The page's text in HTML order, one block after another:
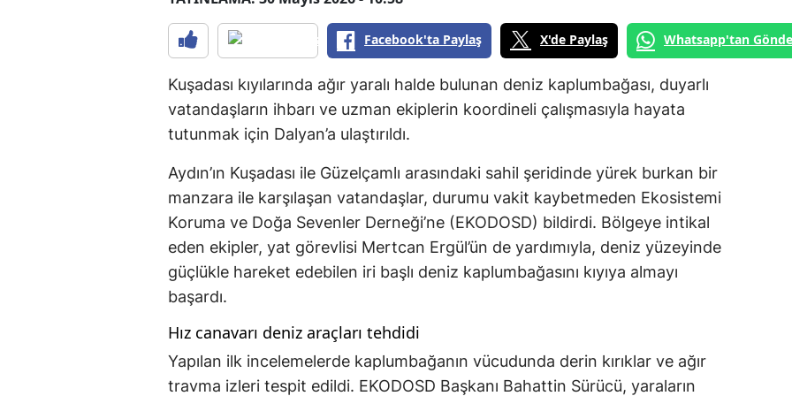
Facebook'ta Paylaş X'de Paylaş Whatsapp'tan
Kuşadası kıyılarında ağır yaralı halde bulunan deniz kaplumbağası, duyarlı
vatandaşların ihbarı ve uzman ekiplerin koordineli çalışmasıyla hayata
tutunmak için Dalyan’a ulaştırıldı.
Aydın’ın Kuşadası ile Güzelçamlı arasındaki sahil şeridinde yürek burkan bir
manzara ile karşılaşan vatandaşlar, durumu vakit kaybetmeden Ekosistemi
Koruma ve Doğa Sevenler Derneği’ne (EKODOSD) bildirdi. Bölgeye intikal
eden ekipler, yat görevlisi Mertcan Ergül’ün de yardımıyla, deniz yüzeyinde
güçlükle hareket edebilen iri başlı deniz kaplumbağasını kıyıya almayı
başardı.
Hız canavarı deniz araçları tehdidi
Yapılan ilk incelemelerde kaplumbağanın vücudunda derin kırıklar ve ağır
travma izleri tespit edildi. EKODOSD Başkanı Bahattin Sürücü, yaraların